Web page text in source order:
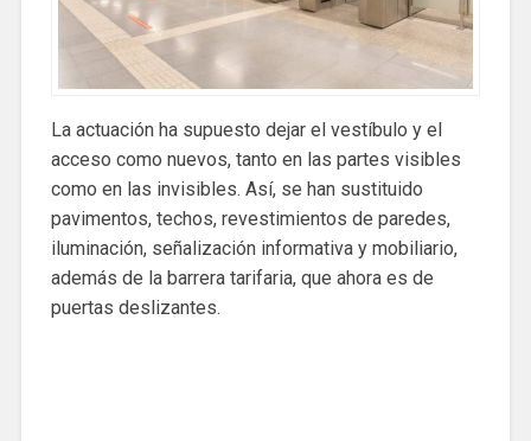
La actuación ha supuesto dejar el vestíbulo y el
acceso como nuevos, tanto en las partes visibles
como en las invisibles. Así, se han sustituido
pavimentos, techos, revestimientos de paredes,
iluminación, señalización informativa y mobiliario,
además de la barrera tarifaria, que ahora es de
puertas deslizantes.